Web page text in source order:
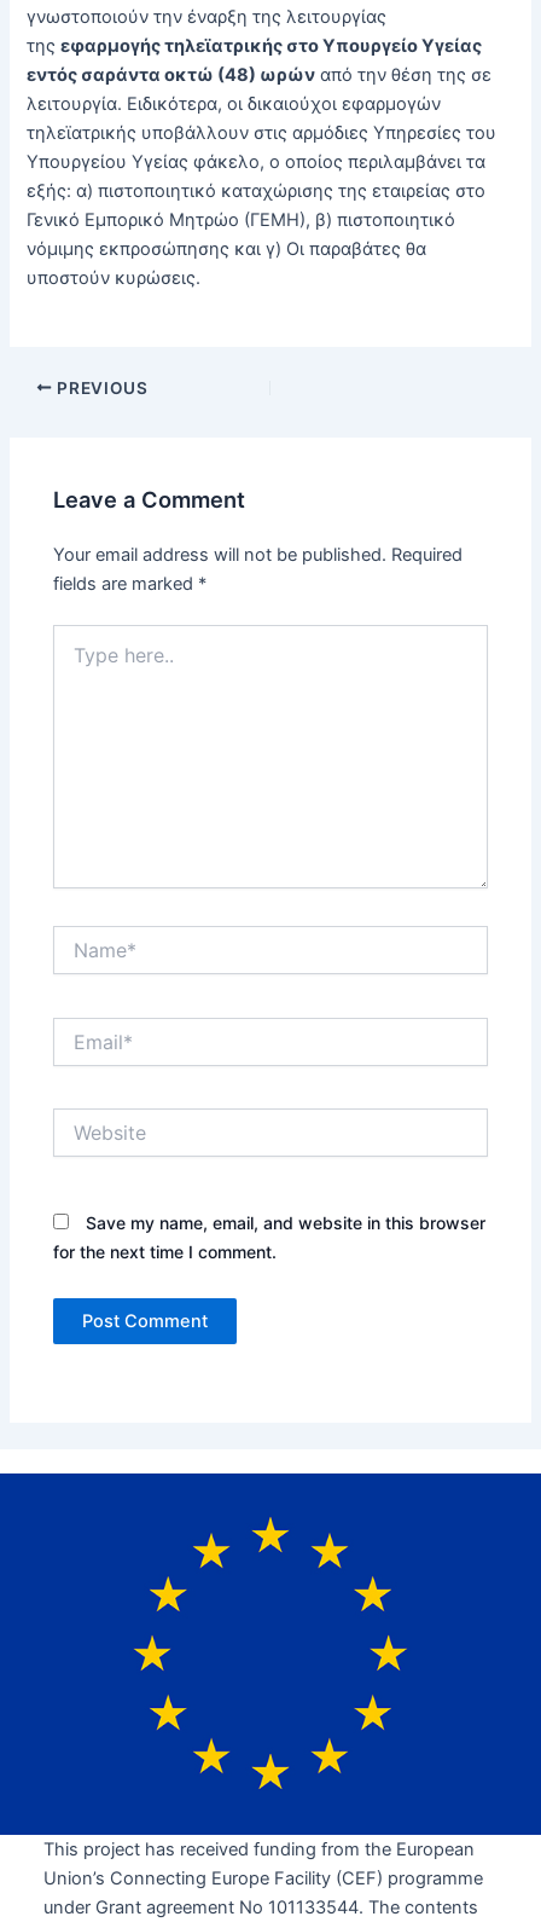
γνωστοποιούν την έναρξη της λειτουργίας
τηςεφαρμογής τηλεϊατρικής στο Υπουργείο Υγείας
εντός σαράντα οκτώ (48) ωρών από την θέση της σε
λειτουργία. Ειδικότερα, οι δικαιούχοι εφαρμογών
τηλεϊατρικής υποβάλλουν στις αρμόδιες Υπηρεσίες του
Υπουργείου Υγείας φάκελο, ο οποίος περιλαμβάνει τα
εξής: α) πιστοποιητικό καταχώρισης της εταιρείας στο
Γενικό Εμπορικό Μητρώο (ΓΕΜΗ), β) πιστοποιητικό
νόμιμης εκπροσώπησης και γ) Οι παραβάτες θα
υποστούν κυρώσεις.
Post
PREVIOUS
Leave a Comment
Your email address will not be published. Required
fields are marked *
here..
Save my name, email, and website in this browser
for the next time I comment.
This project has received funding from the European
Union’s Connecting Europe Facility (CEF) programme
under Grant agreement No 101133544. The contents